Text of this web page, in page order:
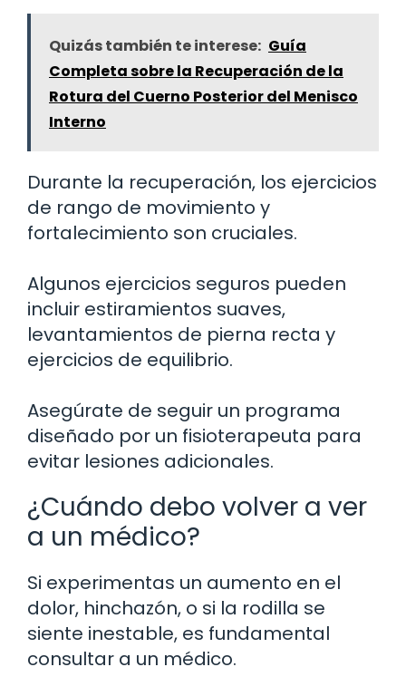
Quizás también te interese: Guía
Completa sobre la Recuperación de la
Rotura del Cuerno Posterior del Menisco
Interno
Durante la recuperación, los ejercicios
de rango de movimiento y
fortalecimiento son cruciales.
Algunos ejercicios seguros pueden
incluir estiramientos suaves,
levantamientos de pierna recta y
ejercicios de equilibrio.
Asegúrate de seguir un programa
diseñado por un fisioterapeuta para
evitar lesiones adicionales.
¿Cuándo debo volver a ver
a un médico?
Si experimentas un aumento en el
dolor, hinchazón, o si la rodilla se
siente inestable, es fundamental
consultar a un médico.